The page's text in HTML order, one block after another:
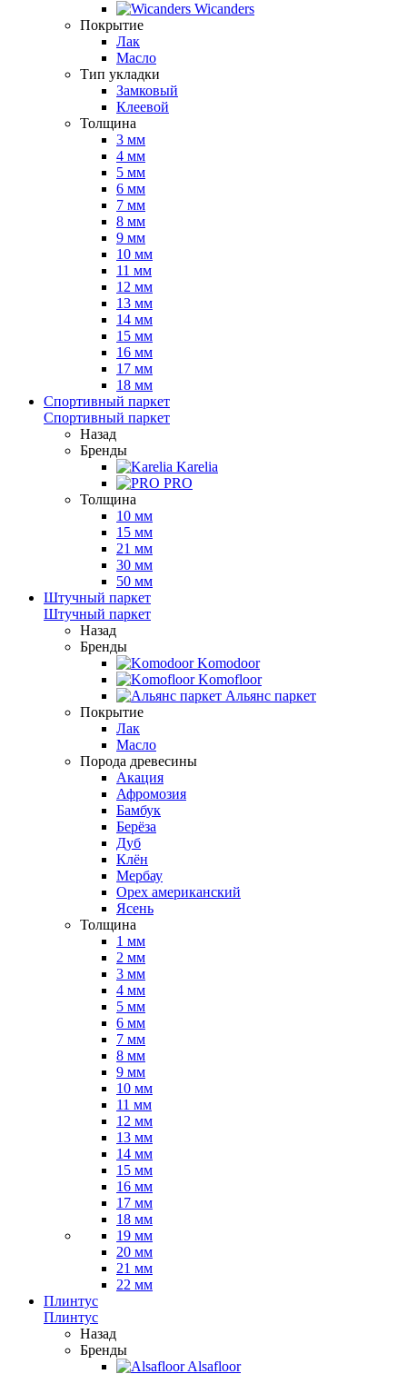
Wicanders
Покрытие
Лак
Масло
Тип укладки
Замковый
Клеевой
Толщина
3 мм
4 мм
5 мм
6 мм
7 мм
8 мм
9 мм
10 мм
11 мм
12 мм
13 мм
14 мм
15 мм
16 мм
17 мм
18 мм
Спортивный паркет
Спортивный паркет
Назад
Бренды
Karelia
PRO
Толщина
10 мм
15 мм
21 мм
30 мм
50 мм
Штучный паркет
Штучный паркет
Назад
Бренды
Komodoor
Komofloor
Альянс паркет
Покрытие
Лак
Масло
Порода древесины
Акация
Афромозия
Бамбук
Берёза
Дуб
Клён
Мербау
Орех американский
Ясень
Толщина
1 мм
2 мм
3 мм
4 мм
5 мм
6 мм
7 мм
8 мм
9 мм
10 мм
11 мм
12 мм
13 мм
14 мм
15 мм
16 мм
17 мм
18 мм
19 мм
20 мм
21 мм
22 мм
Плинтус
Плинтус
Назад
Бренды
Alsafloor